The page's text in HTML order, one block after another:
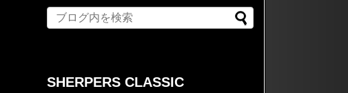
SHERPERS CLASSIC